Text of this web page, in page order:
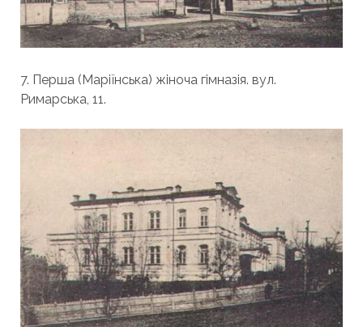
7. Перша (Маріїнська) жіноча гімназія. вул.
Римарська, 11.